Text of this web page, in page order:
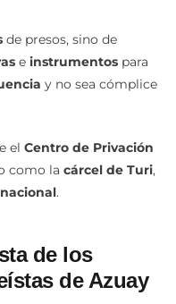
einstrumentos
y no sea cómplice
como lacárcel de Turi
.
de Azuay